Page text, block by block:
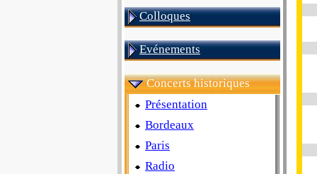
Colloques
Evénements
Concerts historiques
Présentation
Bordeaux
Paris
Radio